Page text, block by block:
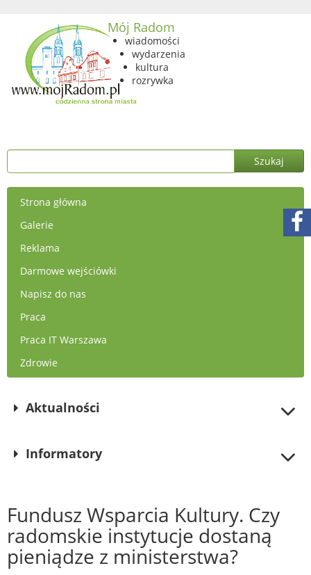
Mój Radom
wiadomości
wydarzenia
kultura
rozrywka
Strona główna
Galerie
Reklama
Darmowe wejściówki
Napisz do nas
Praca
Praca IT Warszawa
Zdrowie
Aktualności
Informatory
Fundusz Wsparcia Kultury. Czy
radomskie instytucje dostaną
pieniądze z ministerstwa?